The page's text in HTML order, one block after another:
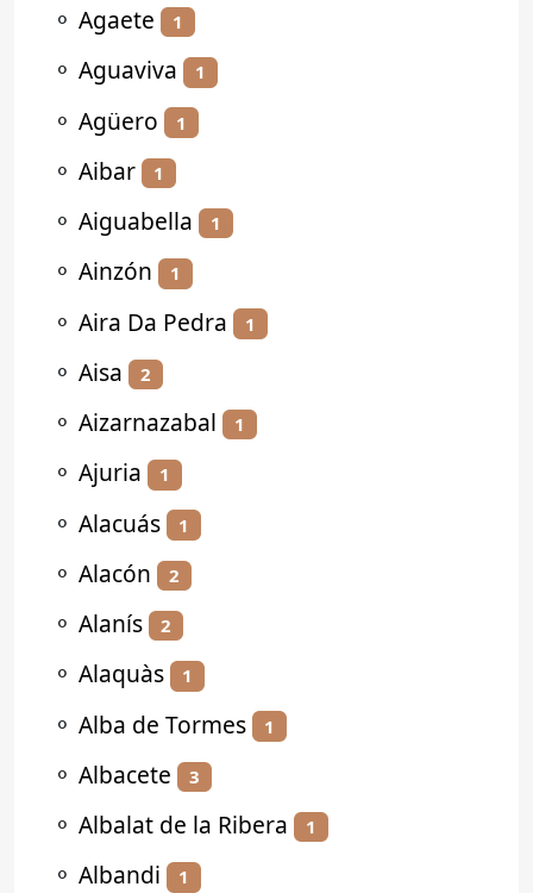
⚬ Agaete 1
⚬ Aguaviva 1
⚬ Agüero 1
⚬ Aibar 1
⚬ Aiguabella 1
⚬ Ainzón 1
⚬ Aira Da Pedra 1
⚬ Aisa 2
⚬ Aizarnazabal 1
⚬ Ajuria 1
⚬ Alacuás 1
⚬ Alacón 2
⚬ Alanís 2
⚬ Alaquàs 1
⚬ Alba de Tormes 1
⚬ Albacete 3
⚬ Albalat de la Ribera 1
⚬ Albandi 1